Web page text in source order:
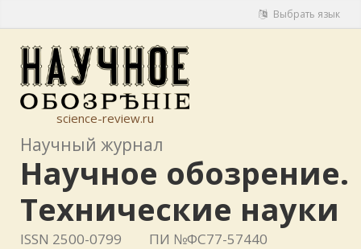
Выбрать язык
science-review.ru
Научный журнал
Научное обозрение.
Технические науки
ISSN 2500-0799 ПИ №ФС77-57440